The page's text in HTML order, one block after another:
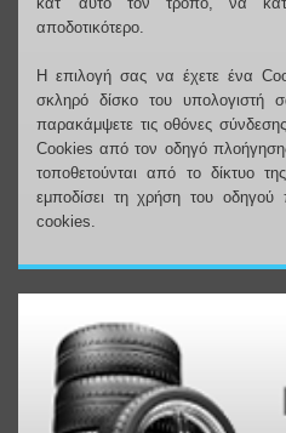
αποδοτικότερο.
Η επιλογή σας να έχετε ένα
σκληρό δίσκο του υπολογιστή
παρακάμψετε τις οθόνες
Cookies από τον οδηγό
τοποθετούνται από το δίκτυο
εμποδίσει τη χρήση του
cookies.